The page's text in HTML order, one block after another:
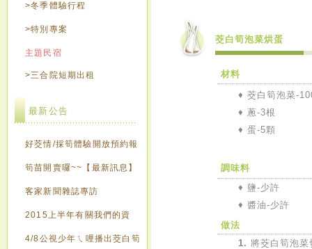
>冬季體驗行程
>特別專案
主題民宿
>三合院短期出租
最新公告
好茭情/採筍體驗開放預約報
名囉~~【最新訊息】
筍苗開賣囉~~【最新訊息】
客家新聞雜誌專訪
2015上半年有關我們的資
訊，歡迎來點閱~~~
4/8公視少年ㄟ哩播出茭白筍
茭白筍泡菜烘蛋
材料
♦ 茭白筍泡菜-
♦ 蔥-3根
♦ 蛋-5顆
調味料
♦ 鹽-少許
♦ 醬油-少許
做法
1. 將茭白筍泡